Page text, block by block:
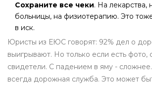
Сохраните все чеки. На лекарства,
больницы, на физиотерапию. Это
в иск.
Юристы из ЕЮС говорят: 92% дел о
выигрывают. Но только если есть фото,
свидетели. С падением в яму -
всегда дорожная служба. Это может